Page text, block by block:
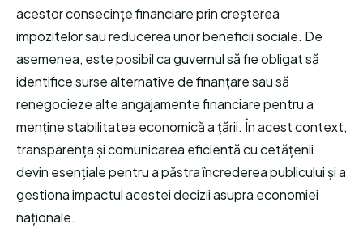
acestor consecințe financiare prin creșterea
impozitelor sau reducerea unor beneficii sociale. De
asemenea, este posibil ca guvernul să fie obligat să
identifice surse alternative de finanțare sau să
renegocieze alte angajamente financiare pentru a
menține stabilitatea economică a țării. În acest context,
transparența și comunicarea eficientă cu cetățenii
devin esențiale pentru a păstra încrederea publicului și a
gestiona impactul acestei decizii asupra economiei
naționale.